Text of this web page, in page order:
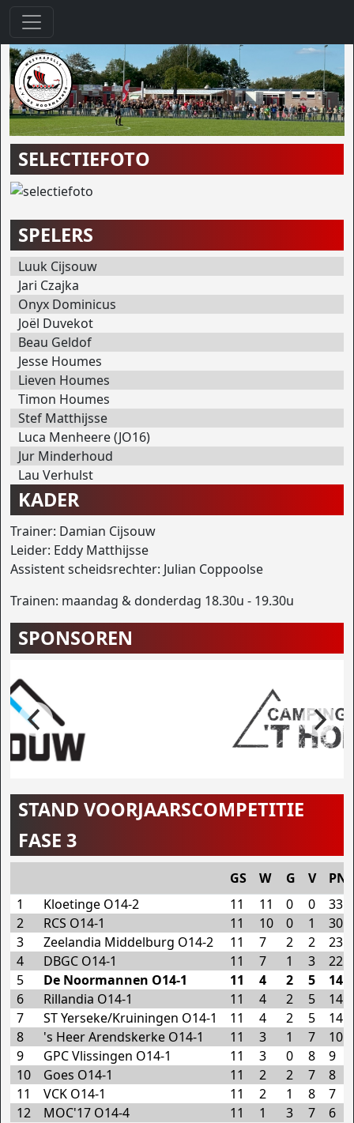
SELECTIEFOTO
SPELERS
Luuk Cijsouw
Jari Czajka
Onyx Dominicus
Joël Duvekot
Beau Geldof
Jesse Houmes
Lieven Houmes
Timon Houmes
Stef Matthijsse
Luca Menheere (JO16)
Jur Minderhoud
Lau Verhulst
KADER
Trainer: Damian Cijsouw
Leider: Eddy Matthijsse
Assistent scheidsrechter: Julian Coppoolse
Trainen: maandag & donderdag 18.30u - 19.30u
SPONSOREN
STAND VOORJAARSCOMPETITIE
FASE 3
GS W G V
PNT
1
Kloetinge O14-2 11 11 0 0
33
2
RCS O14-1 11 10 0 1
30
3
Zeelandia Middelburg O14-2 11 7 2 2
23
4
DBGC O14-1 11 7 1 3
22
5
De Noormannen O14-1 11 4 2 5
14
6
Rillandia O14-1 11 4 2 5
14
7
ST Yerseke/Kruiningen O14-1 11 4 2 5
14
8
's Heer Arendskerke O14-1 11 3 1 7
10
9
GPC Vlissingen O14-1 11 3 0 8
9
10
Goes O14-1 11 2 2 7
8
11
VCK O14-1 11 2 1 8
7
12
MOC'17 O14-4 11 1 3 7 6